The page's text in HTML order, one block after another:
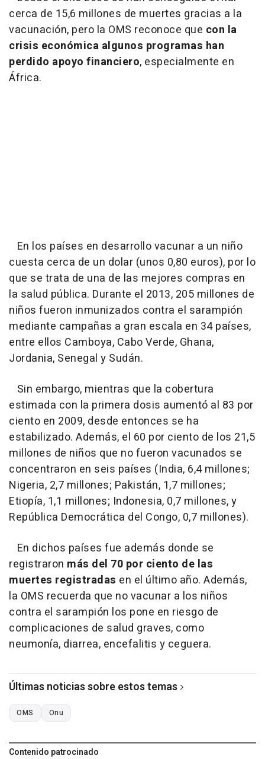
cerca de 15,6 millones de muertes gracias a la
vacunación, pero la OMS reconoce que con la
crisis económica algunos programas han
perdido apoyo financiero, especialmente en
África.
En los países en desarrollo vacunar a un niño
cuesta cerca de un dolar (unos 0,80 euros), por lo
que se trata de una de las mejores compras en
la salud pública. Durante el 2013, 205 millones de
niños fueron inmunizados contra el sarampión
mediante campañas a gran escala en 34 países,
entre ellos Camboya, Cabo Verde, Ghana,
Jordania, Senegal y Sudán.
Sin embargo, mientras que la cobertura
estimada con la primera dosis aumentó al 83 por
ciento en 2009, desde entonces se ha
estabilizado. Además, el 60 por ciento de los 21,5
millones de niños que no fueron vacunados se
concentraron en seis países (India, 6,4 millones;
Nigeria, 2,7 millones; Pakistán, 1,7 millones;
Etiopía, 1,1 millones; Indonesia, 0,7 millones, y
República Democrática del Congo, 0,7 millones).
En dichos países fue además donde se
registraron más del 70 por ciento de las
muertes registradas en el último año. Además,
la OMS recuerda que no vacunar a los niños
contra el sarampión los pone en riesgo de
complicaciones de salud graves, como
neumonía, diarrea, encefalitis y ceguera.
Últimas noticias sobre estos temas
OMS Onu
Contenido patrocinado